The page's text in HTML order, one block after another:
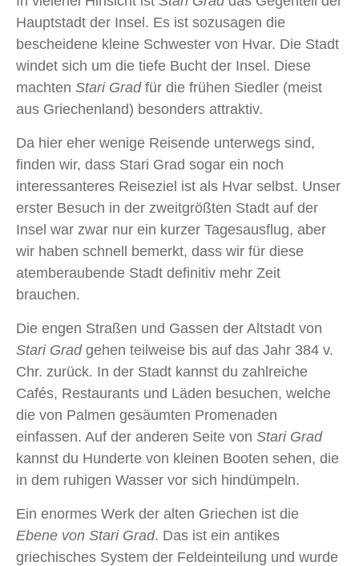
Hauptstadt der Insel. Es ist sozusagen die
bescheidene kleine Schwester von Hvar. Die Stadt
windet sich um die tiefe Bucht der Insel. Diese
machten Stari Gradfür die frühen Siedler (meist
aus Griechenland) besonders attraktiv.
Da hier eher wenige Reisende unterwegs sind,
finden wir, dass Stari Grad sogar ein noch
interessanteres Reiseziel ist als Hvar selbst. Unser
erster Besuch in der zweitgrößten Stadt auf der
Insel war zwar nur ein kurzer Tagesausflug, aber
wir haben schnell bemerkt, dass wir für diese
atemberaubende Stadt definitiv mehr Zeit
brauchen.
Die engen Straßen und Gassen der Altstadt von
Stari Gradgehen teilweise bis auf das Jahr 384 v.
Chr. zurück. In der Stadt kannst du zahlreiche
Cafés, Restaurants und Läden besuchen, welche
die von Palmen gesäumten Promenaden
einfassen. Auf der anderen Seite von Stari Grad
kannst du Hunderte von kleinen Booten sehen, die
in dem ruhigen Wasser vor sich hindümpeln.
Ein enormes Werk der alten Griechen ist die
Ebene von Stari Grad. Das ist ein antikes
griechisches System der Feldeinteilung und wurde